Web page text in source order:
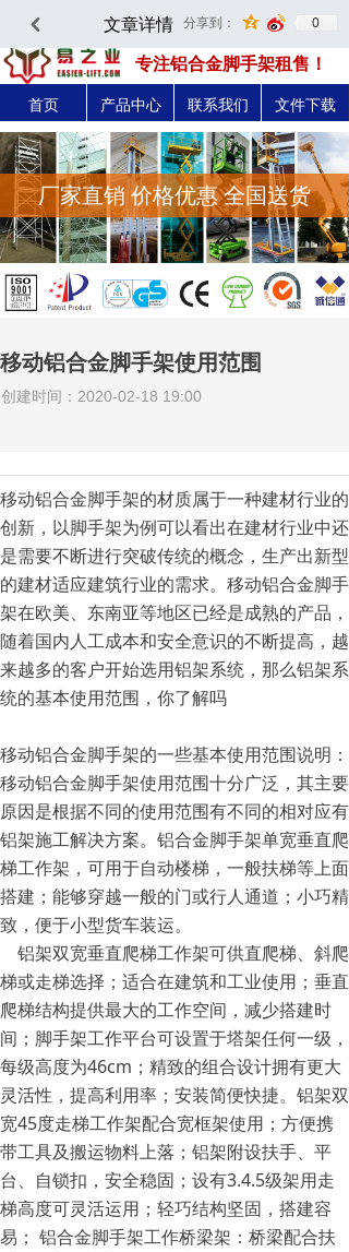
深圳市易之力机械设备有限公司-官方网站
专注铝合金脚手架租售！
首页 产品中心 联系我们 文件下载
厂家直销 价格优惠 全国送货
移动铝合金脚手架使用范围
创建时间： 2020-02-18 19:00
移动铝合金脚手架的材质属于一种建材行业的
创新，以脚手架为例可以看出在建材行业中还
是需要不断进行突破传统的概念，生产出新型
的建材适应建筑行业的需求。移动铝合金脚手
架在欧美、东南亚等地区已经是成熟的产品，
随着国内人工成本和安全意识的不断提高，越
来越多的客户开始选用铝架系统，那么铝架系
统的基本使用范围，你了解吗
移动铝合金脚手架的一些基本使用范围说明：
移动铝合金脚手架使用范围十分广泛，其主要
原因是根据不同的使用范围有不同的相对应有
铝架施工解决方案。铝合金脚手架单宽垂直爬
梯工作架，可用于自动楼梯，一般扶梯等上面
搭建；能够穿越一般的门或行人通道；小巧精
致，便于小型货车装运。
铝架双宽垂直爬梯工作架可供直爬梯、斜爬
梯或走梯选择；适合在建筑和工业使用；垂直
爬梯结构提供最大的工作空间，减少搭建时
间；脚手架工作平台可设置于塔架任何一级，
每级高度为46cm；精致的组合设计拥有更大
灵活性，提高利用率；安装简便快捷。铝架双
宽45度走梯工作架配合宽框架使用；方便携
带工具及搬运物料上落；铝架附设扶手、平
台、自锁扣，安全稳固；设有3.4.5级架用走
梯高度可灵活运用；轻巧结构坚固，搭建容
易； 铝合金脚手架工作桥梁架：桥梁配合扶
낒 文章详情 分享到： 0